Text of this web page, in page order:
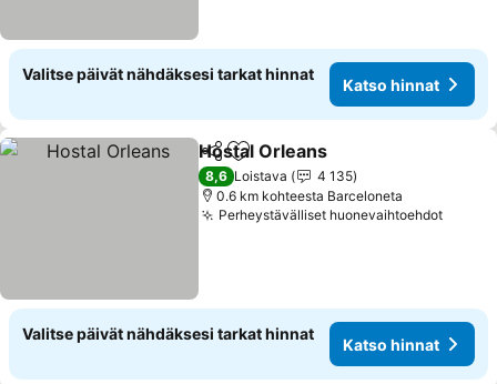
Valitse päivät nähdäksesi tarkat hinnat
Katso hinnat
Jaa Lisää suosikkeihin
Hostal Orleans
8,6 Loistava
4 135
0.6 km kohteesta Barceloneta
Perheystävälliset huonevaihtoehdotKatso
Valitse päivät nähdäksesi tarkat hinnat
Katso hinnat